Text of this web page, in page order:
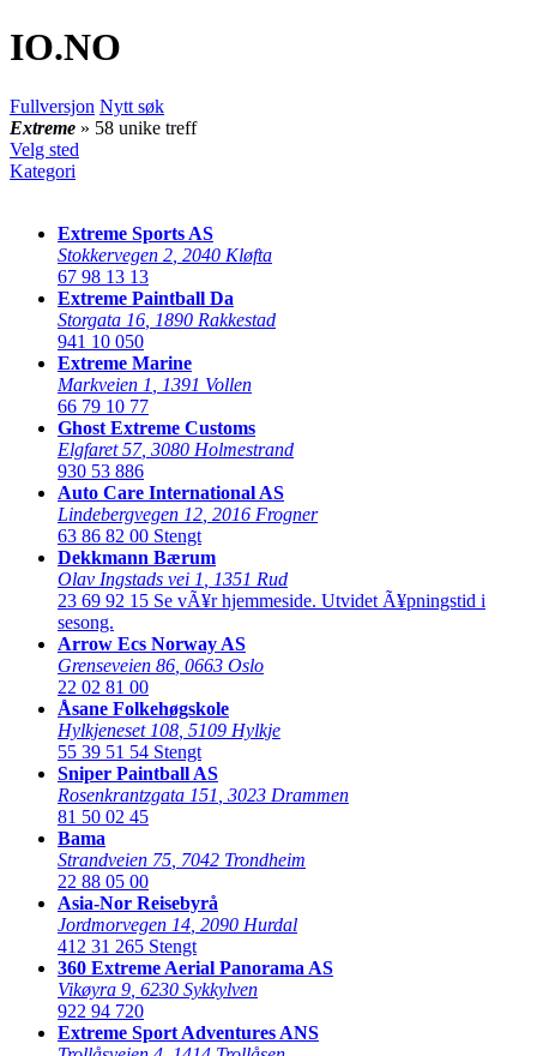
IO.NO
Fullversjon Nytt søk
Extreme » 58 unike treff
Velg sted
Kategori
Extreme Sports AS
Stokkervegen 2 2040 Kløfta
67 98 13 13
Extreme Paintball Da
Storgata 16 1890 Rakkestad
941 10 050
Extreme Marine
Markveien 1
1391 Vollen
66 79 10 77
Ghost Extreme Customs
Elgfaret 57, 3080 Holmestrand
930 53 886
Auto Care International AS
Lindebergvegen 12 2016 Frogner
63 86 82 00 Stengt
Dekkmann Bærum
Olav Ingstads vei 1
1351 Rud
23 69 92 15 Se vÃ¥r hjemmeside. Utvidet Ã¥pningstid i
sesong.
Arrow Ecs Norway AS
Grenseveien 86 0663 Oslo
22 02 81 00
Åsane Folkehøgskole
Hylkjeneset 108 5109 Hylkje
55 39 51 54 Stengt
Sniper Paintball AS
Rosenkrantzgata 151 3023 Drammen
81 50 02 45
Bama
Strandveien 75 7042 Trondheim
22 88 05 00
Asia-Nor Reisebyrå
Jordmorvegen 14 2090 Hurdal
412 31 265 Stengt
360 Extreme Aerial Panorama AS
Vikøyra 9 6230 Sykkylven
922 94 720
Extreme Sport Adventures ANS